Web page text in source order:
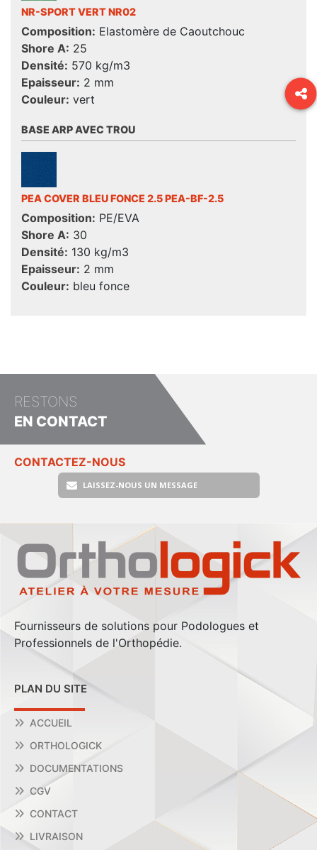
NR-SPORT VERT NR02
Composition: Elastomère de Caoutchouc
Shore A: 25
Densité: 570 kg/m3
Epaisseur: 2 mm
Couleur: vert
BASE ARP AVEC TROU
PEA COVER BLEU FONCE 2.5 PEA-BF-2.5
Composition: PE/EVA
Shore A: 30
Densité: 130 kg/m3
Epaisseur: 2 mm
Couleur: bleu fonce
RESTONS
EN CONTACT
CONTACTEZ-NOUS
LAISSEZ-NOUS UN MESSAGE
Fournisseurs de solutions pour Podologues et
Professionnels de l'Orthopédie.
PLAN DU SITE
ACCUEIL
ORTHOLOGICK
DOCUMENTATIONS
CGV
CONTACT
LIVRAISON